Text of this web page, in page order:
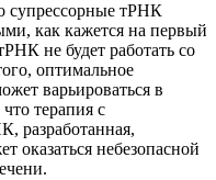
супрессорные тРНК
как кажется на первый
не будет работать со
оптимальное
варьироваться в
терапия с
разработанная,
оказаться небезопасной